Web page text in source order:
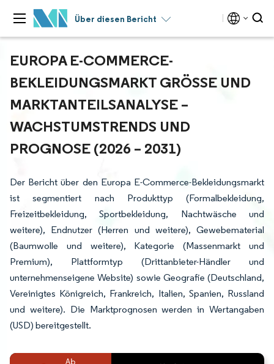
Über diesen Bericht
EUROPA E-COMMERCE-
BEKLEIDUNGSMARKT GRÖSSE UND M
ARKTANTEILSANALYSE – W
ACHSTUMSTRENDS UND P
ROGNOSE (2026 – 2031)
Der Bericht über den Europa E-Commerce-Bekleidungsmarkt
ist segmentiert nach Produkttyp (Formalbekleidung,
Freizeitbekleidung, Sportbekleidung, Nachtwäsche und
weitere), Endnutzer (Herren und weitere), Gewebematerial
(Baumwolle und weitere), Kategorie (Massenmarkt und
Premium), Plattformtyp (Drittanbieter-Händler und
unternehmenseigene Website) sowie Geografie (Deutschland,
Vereinigtes Königreich, Frankreich, Italien, Spanien, Russland
und weitere). Die Marktprognosen werden in Wertangaben
(USD) bereitgestellt.